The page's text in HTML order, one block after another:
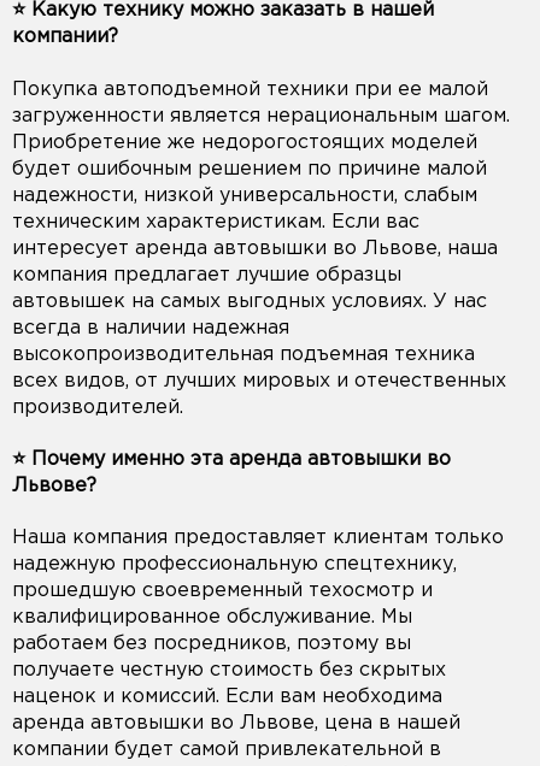
⭐️ Какую технику можно заказать в нашей
компании?
Покупка автоподъемной техники при ее малой
загруженности является нерациональным шагом.
Приобретение же недорогостоящих моделей
будет ошибочным решением по причине малой
надежности, низкой универсальности, слабым
техническим характеристикам. Если вас
интересует аренда автовышки во Львове, наша
компания предлагает лучшие образцы
автовышек на самых выгодных условиях. У нас
всегда в наличии надежная
высокопроизводительная подъемная техника
всех видов, от лучших мировых и отечественных
производителей.
⭐️ Почему именно эта аренда автовышки во
Львове?
Наша компания предоставляет клиентам только
надежную профессиональную спецтехнику,
прошедшую своевременный техосмотр и
квалифицированное обслуживание. Мы
работаем без посредников, поэтому вы
получаете честную стоимость без скрытых
наценок и комиссий. Если вам необходима
аренда автовышки во Львове, цена в нашей
компании будет самой привлекательной в